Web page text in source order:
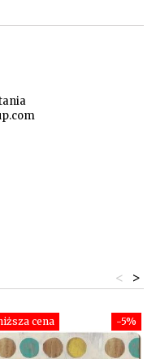
>
<
-5%
cena